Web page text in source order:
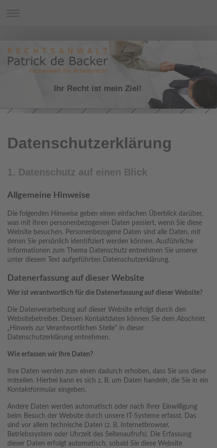
Ihr Recht ist mein Ziel!
Datenschutzerklärung
1. Datenschutz auf einen Blick
Allgemeine Hinweise
Die folgenden Hinweise geben einen einfachen Überblick darüber,
was mit Ihren personenbezogenen Daten passiert, wenn Sie diese
Website besuchen. Personenbezogene Daten sind alle Daten, mit
denen Sie persönlich identifiziert werden können. Ausführliche
Informationen zum Thema Datenschutz entnehmen Sie unserer
unter diesem Text aufgeführten Datenschutzerklärung.
Datenerfassung auf dieser Website
Wer ist verantwortlich für die Datenerfassung auf dieser Website?
Die Datenverarbeitung auf dieser Website erfolgt durch den
Websitebetreiber. Dessen Kontaktdaten können Sie dem Abschnitt
„Hinweis zur Verantwortlichen Stelle“ in dieser
Datenschutzerklärung entnehmen.
Wie erfassen wir Ihre Daten?
Ihre Daten werden zum einen dadurch erhoben, dass Sie uns diese
mitteilen. Hierbei kann es sich z. B. um Daten handeln, die Sie in ein
Kontaktformular eingeben.
Andere Daten werden automatisch oder nach Ihrer Einwilligung
beim Besuch der Website durch unsere IT-Systeme erfasst. Das
sind vor allem technische Daten (z. B. Internetbrowser,
Betriebssystem oder Uhrzeit des Seitenaufrufs). Die Erfassung
dieser Daten erfolgt automatisch, sobald Sie diese Website